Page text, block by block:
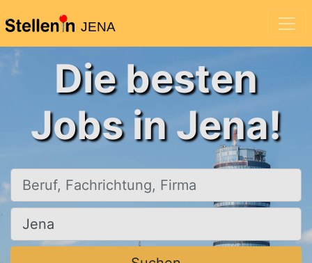
JENA
Die besten
Jobs in Jena!
Beruf, Fachrichtung, Firma
Ort, Stadt